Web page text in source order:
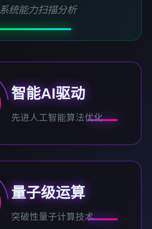
系统能力扫描分析
智能AI驱动
先进人工智能算法优化
量子级运算
突破性量子计算技术